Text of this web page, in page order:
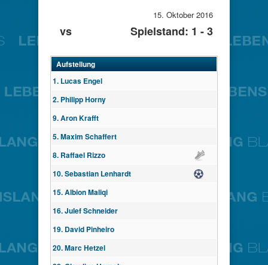
vs
15. Oktober 2016
Spielstand: 1 - 3
Aufstellung
1. Lucas Engel
2. Philipp Horny
9. Aron Krafft
5. Maxim Schaffert
8. Raffael Rizzo
10. Sebastian Lenhardt
15. Albion Maliqi
16. Julef Schneider
19. David Pinheiro
20. Marc Hetzel